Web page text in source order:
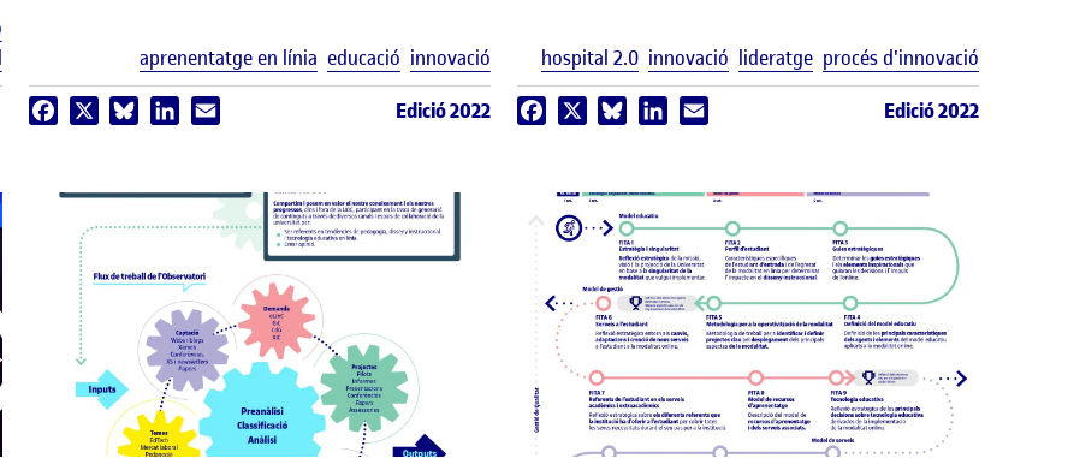
Etiquetes
Etiquetes
aprenentatge en línia educació innovació
Facebook Bluesky LinkedIn Edició 2022
hospital 2.0 innovació lideratge procés d'innovació
Facebook Bluesky LinkedIn Edició 2022